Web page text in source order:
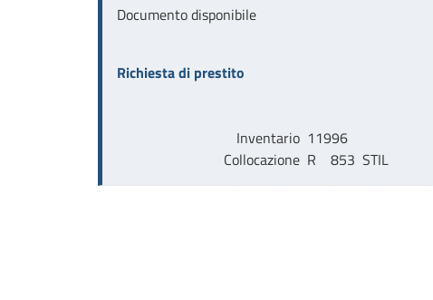
Documento disponibile
Richiesta di prestito
Inventario 11996
Collocazione R    853  STIL